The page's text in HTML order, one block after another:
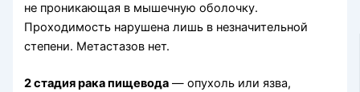
не проникающая в мышечную оболочку.
Проходимость нарушена лишь в незначитель­ной
степени. Метастазов нет.
2 стадия рака пищевода — опухоль или язва,